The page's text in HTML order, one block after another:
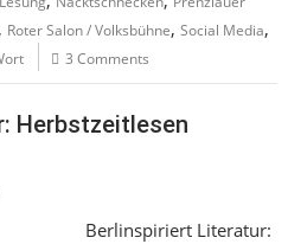
, Roter Salon / Volksbühne,Social Media,
3 Comments
Herbstzeitlesen
Berlinspiriert Literatur: